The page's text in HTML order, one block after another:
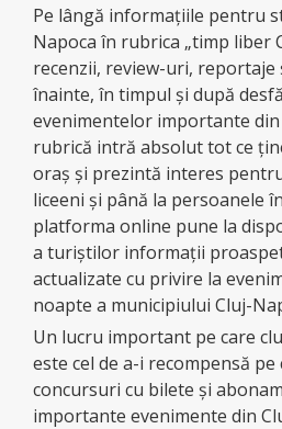
Pe lângă informaţiile pentru
Napoca în rubrica „timp liber
recenzii, review-uri,
înainte, în timpul şi după
evenimentelor importante din
rubrică intră absolut tot ce
oraş şi prezintă interes
liceeni şi până la persoanele
platforma online pune la
a turiştilor informaţii
actualizate cu privire la
noapte a municipiului Cluj-
Un lucru important pe care
este cel de a-i recompensă
concursuri cu bilete şi
importante evenimente din